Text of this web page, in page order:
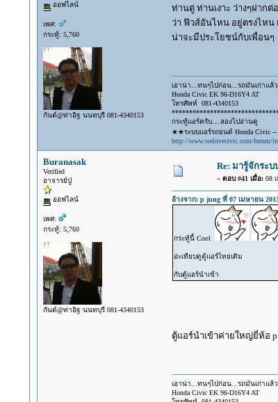
ออฟไลน์
เพศ:
กระทู้: 5,760
กันต์@ท่าอิฐ นนทบุรี 081-4340153
ท่านตู่ ท่านเงาะ ว่างๆฝาก
ว่า ฟิวส์อันไหน อยู่ตรงไหน
น่าจะมีประโยชน์กับเพื่อนๆ
เอาน่า...ทนๆไปก่อน...รถมันเก่าแล้ว
Honda Civic EK 96-D16Y4 AT
โทรศัพท์ 081-4340153
กระทู้แอร์ครับ....ลองไปอ่านดู
★★ระบบแอร์รถยนต์ Honda Civic
http://www.welovecivic.com/forum/
Buranasak
Verified
อาจารย์ปู่
ออฟไลน์
เพศ:
กระทู้: 5,760
กันต์@ท่าอิฐ นนทบุรี 081-4340153
Re: มารู้จักระ
« ตอบ #41 เมื่อ:08 เ
อ้างจาก: p jung ที่ 07 เมษายน
กระทู้นี้ Cool
อ่ะเทียบดูตู้แอร์ไทยเดิม
กับตู้แอร์นำเข้า
ตู้แอร์นำเข้าค่ายใหญ่ยี่ห้อ p
เอาน่า...ทนๆไปก่อน...รถมันเก่าแล้ว
Honda Civic EK 96-D16Y4 AT